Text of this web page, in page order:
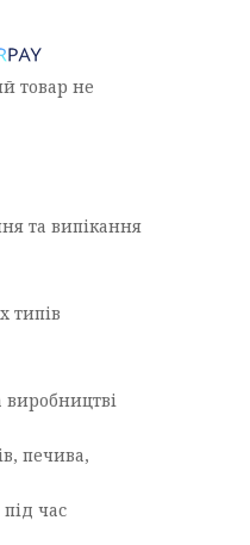
товар не
та випікання
типів
печива,
час